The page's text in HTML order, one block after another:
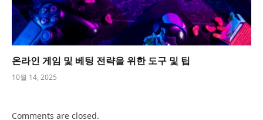
온라인 게임 및 베팅 전략을 위한 도구 및 팁
10월 14, 2025
Comments are closed.